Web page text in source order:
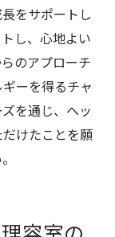
をサポートし
し、心地よい
のアプローチ
ーを得るチャ
を通じ、ヘッ
けたことを願